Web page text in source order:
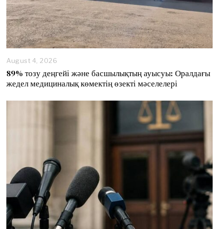
August 4, 2026
89% тозу деңгейі және басшылықтың ауысуы: Оралдағы
жедел медициналық көмектің өзекті мәселелері